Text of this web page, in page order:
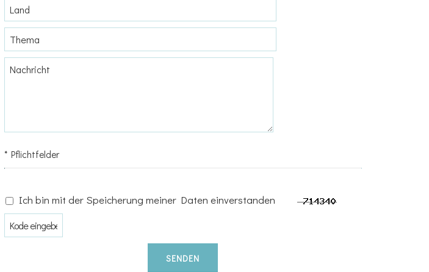
* Pflichtfelder
Ich bin mit der Speicherung meiner Daten einverstanden
SENDEN